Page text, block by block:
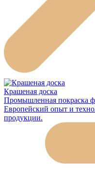
Крашеная доска
Промышленная покраска
Европейский опыт и
продукции.